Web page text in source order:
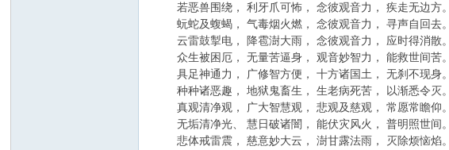
若恶兽围绕， 利牙爪可怖， 念彼观音力， 疾走无边方。
蚖蛇及蝮蝎， 气毒烟火燃， 念彼观音力， 寻声自回去。
云雷鼓掣电， 降雹澍大雨， 念彼观音力， 应时得消散。
众生被困厄， 无量苦逼身， 观音妙智力， 能救世间苦。
具足神通力， 广修智方便， 十方诸国土， 无刹不现身。
种种诸恶趣， 地狱鬼畜生， 生老病死苦， 以渐悉令灭。
真观清净观， 广大智慧观， 悲观及慈观， 常愿常瞻仰。
无垢清净光、 慧日破诸闇， 能伏灾风火， 普明照世间。
悲体戒雷震， 慈意妙大云， 澍甘露法雨， 灭除烦恼焰。